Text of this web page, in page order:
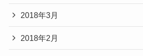
2018年3月
2018年2月